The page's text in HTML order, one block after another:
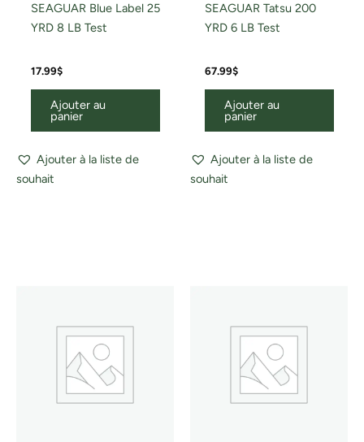
SEAGUAR Blue Label 25
YRD 8 LB Test
17.99$
Ajouter au
panier
Ajouter à la liste de
souhait
SEAGUAR Tatsu 200
YRD 6 LB Test
67.99$
Ajouter au
panier
Ajouter à la liste de
souhait